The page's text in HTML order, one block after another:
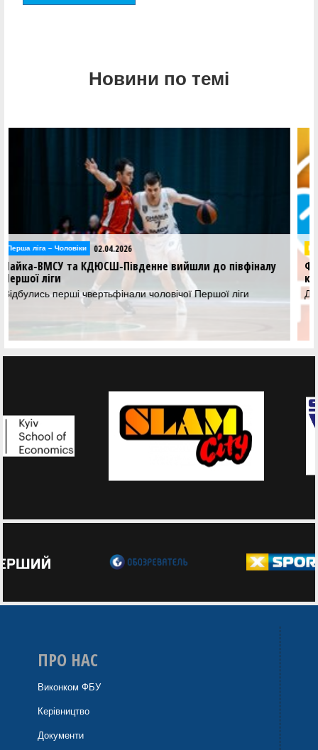
Новини по темі
Відео 27.03.2026
Перша ліга: відеотрансляція матчів 27 березня
Дивіться трансляцію матчів другого етапу Першої ліги
ПРО НАС
Виконком ФБУ
Керівництво
Документи